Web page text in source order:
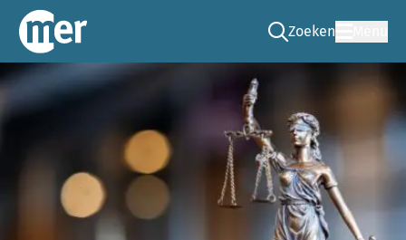
Commissie mer
Zoeken
Ga naar de zoek